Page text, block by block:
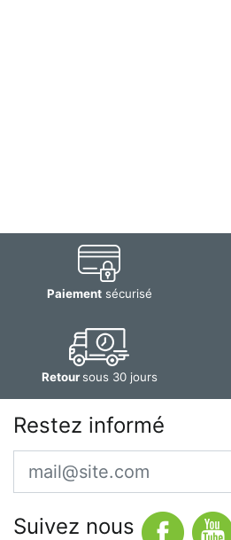
Paiementsécurisé
Retoursous 30 jours
Restez informé
Email
Suivez nous